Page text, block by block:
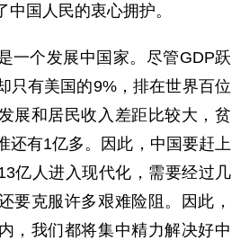
国人民的衷心拥护。
个发展中国家。尽管GDP跃
只有美国的9%，排在世界百位
展和居民收入差距比较大，贫
还有1亿多。因此，中国要赶上
亿人进入现代化，需要经过几
要克服许多艰难险阻。因此，
，我们都将集中精力解决好中